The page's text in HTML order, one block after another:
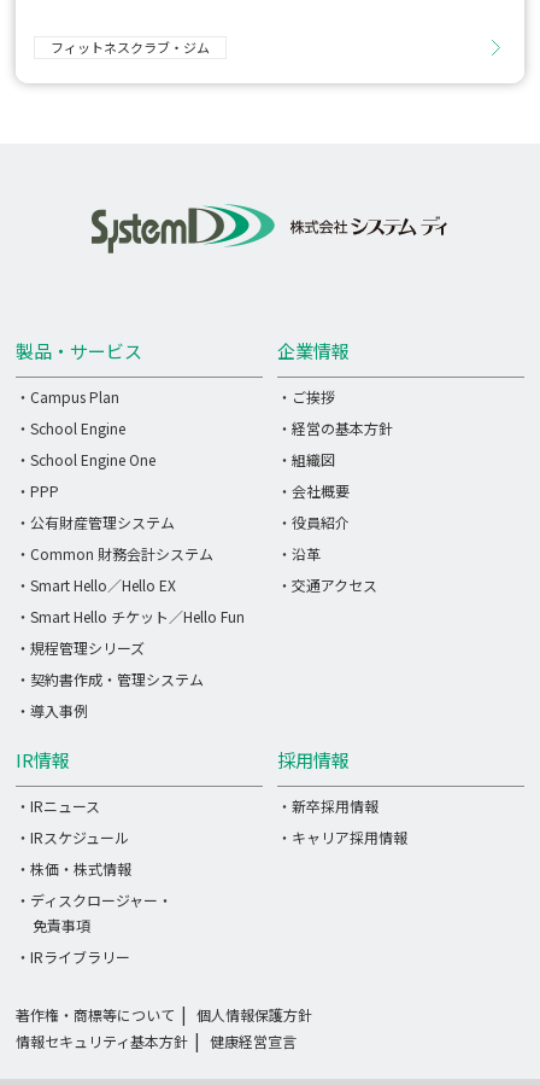
フィットネスクラブ・ジム
製品・サービス
・Campus Plan
・School Engine
・School Engine One
・PPP
・公有財産管理システム
・Common 財務会計システム
・Smart Hello／Hello EX
・Smart Hello チケット／Hello Fun
・規程管理シリーズ
・契約書作成・管理システム
・導入事例
IR情報
・IRニュース
・IRスケジュール
・株価・株式情報
・ディスクロージャー・
免責事項
・IRライブラリー
採用情報
・新卒採用情報
・キャリア採用情報
企業情報
・ご挨拶
・経営の基本方針
・組織図
・会社概要
・役員紹介
・沿革
・交通アクセス
著作権・商標等について
個人情報保護方針
情報セキュリティ基本方針
健康経営宣言